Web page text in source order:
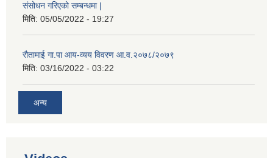
संसोधन गरिएको सम्बन्धमा |
मिति: 05/05/2022 - 19:27
रौतामाई गा.पा आय-व्यय विवरण आ.व.२०७८/२०७९
मिति: 03/16/2022 - 03:22
अन्य